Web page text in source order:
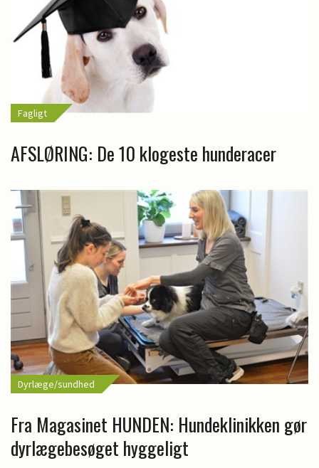
Fagligt
AFSLØRING: De 10 klogeste hunderacer
Dyrlæge/sundhed
Fra Magasinet HUNDEN: Hundeklinikken gør
dyrlægebesøget hyggeligt